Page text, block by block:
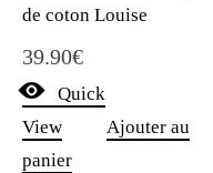
de coton Louise
39.90€
Quick
View
Ajouter au
panier